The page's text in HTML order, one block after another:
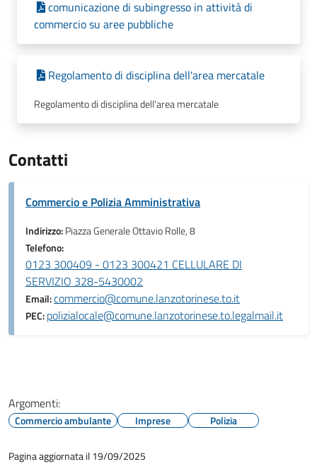
comunicazione di subingresso in attività di
commercio su aree pubbliche
Regolamento di disciplina dell'area mercatale
Regolamento di disciplina dell'area mercatale
Contatti
Commercio e Polizia Amministrativa
Indirizzo:Piazza Generale Ottavio Rolle, 8
Telefono:
0123 300409 - 0123 300421 CELLULARE DI
SERVIZIO 328-5430002
Email:commercio@comune.lanzotorinese.to.it
PEC:polizialocale@comune.lanzotorinese.to.legalmail.it
Argomenti:
Commercio ambulante Imprese Polizia
Pagina aggiornata il 19/09/2025